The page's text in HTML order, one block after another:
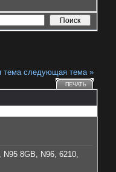
тема следующая тема »
ПЕЧАТЬ
8GB, N96, 6210,